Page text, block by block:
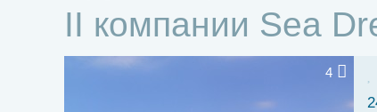
II компании Sea
4